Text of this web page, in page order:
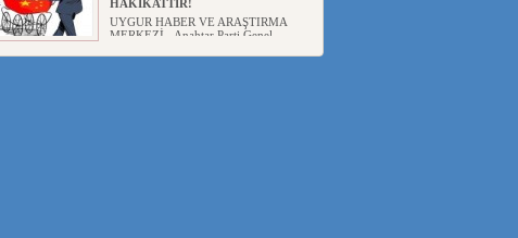
HAKİKATTIR!
UYGUR HABER VE ARAŞTIRMA
MERKEZİ Anahtar Parti Genel
ÇİN’İN DOĞU TÜRKİSTAN’DAKİ